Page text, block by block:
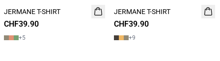
NEUHEIT
2 FOR 60
JERMANE T-SHIRT
CHF39.90
+5
NEUHEIT
2 FOR 60
JERMANE T-SHIRT
CHF39.90
+9